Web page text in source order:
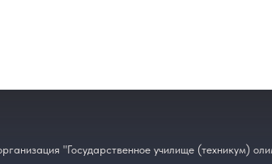
"Государственное училище (техникум)